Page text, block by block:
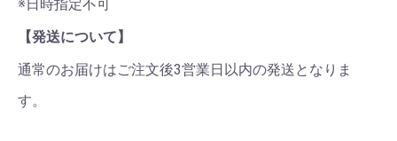
※日時指定不可
【発送について】
通常のお届けはご注文後3営業日以内の発送となりま
す。